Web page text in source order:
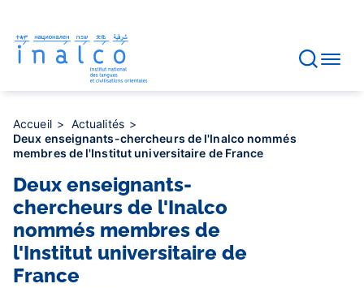
contenu
principal
Accueil
Actualités
Deux enseignants-chercheurs de l'Inalco nommés
membres de l'Institut universitaire de France
Deux enseignants-
chercheurs de l'Inalco
nommés membres de
l'Institut universitaire de
France